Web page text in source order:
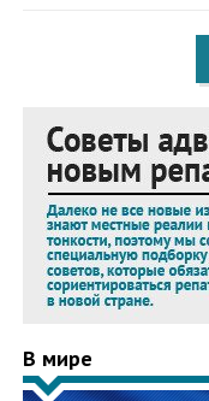
В мире